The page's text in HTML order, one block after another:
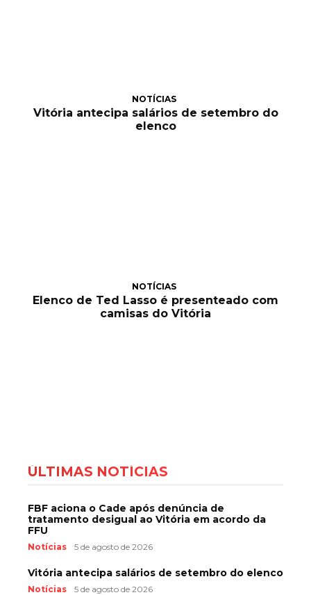
NOTÍCIAS
Vitória antecipa salários de setembro do
elenco
NOTÍCIAS
Elenco de Ted Lasso é presenteado com
camisas do Vitória
ÚLTIMAS NOTÍCIAS
FBF aciona o Cade após denúncia de
tratamento desigual ao Vitória em acordo da
FFU
Notícias 5 de agosto de 2026
Vitória antecipa salários de setembro do elenco
Notícias 5 de agosto de 2026